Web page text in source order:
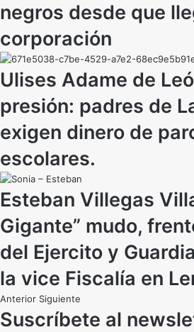
negros desde que
corporación
Ulises Adame de
presión: padres de
exigen dinero de
escolares.
Esteban Villegas
Gigante” mudo,
del Ejercito y
la vice Fiscalía en
Anterior Siguiente
Suscríbete al